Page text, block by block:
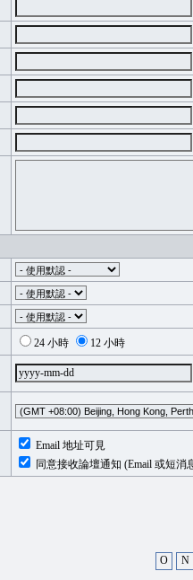
24 小時
12 小時
Email 地址可見
同意接收論壇通知 (Email 或短消
O N